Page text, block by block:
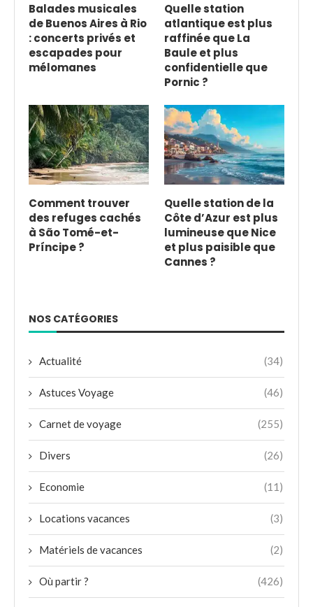
Balades musicales
de Buenos Aires à Rio
: concerts privés et
escapades pour
mélomanes
Quelle station
atlantique est plus
raffinée que La
Baule et plus
confidentielle que
Pornic ?
Comment trouver
des refuges cachés
à São Tomé-et-
Príncipe ?
Quelle station de la
Côte d’Azur est plus
lumineuse que Nice
et plus paisible que
Cannes ?
NOS CATÉGORIES
Actualité (34)
Astuces Voyage (46)
Carnet de voyage (255)
Divers (26)
Economie (11)
Locations vacances (3)
Matériels de vacances (2)
Où partir ? (426)